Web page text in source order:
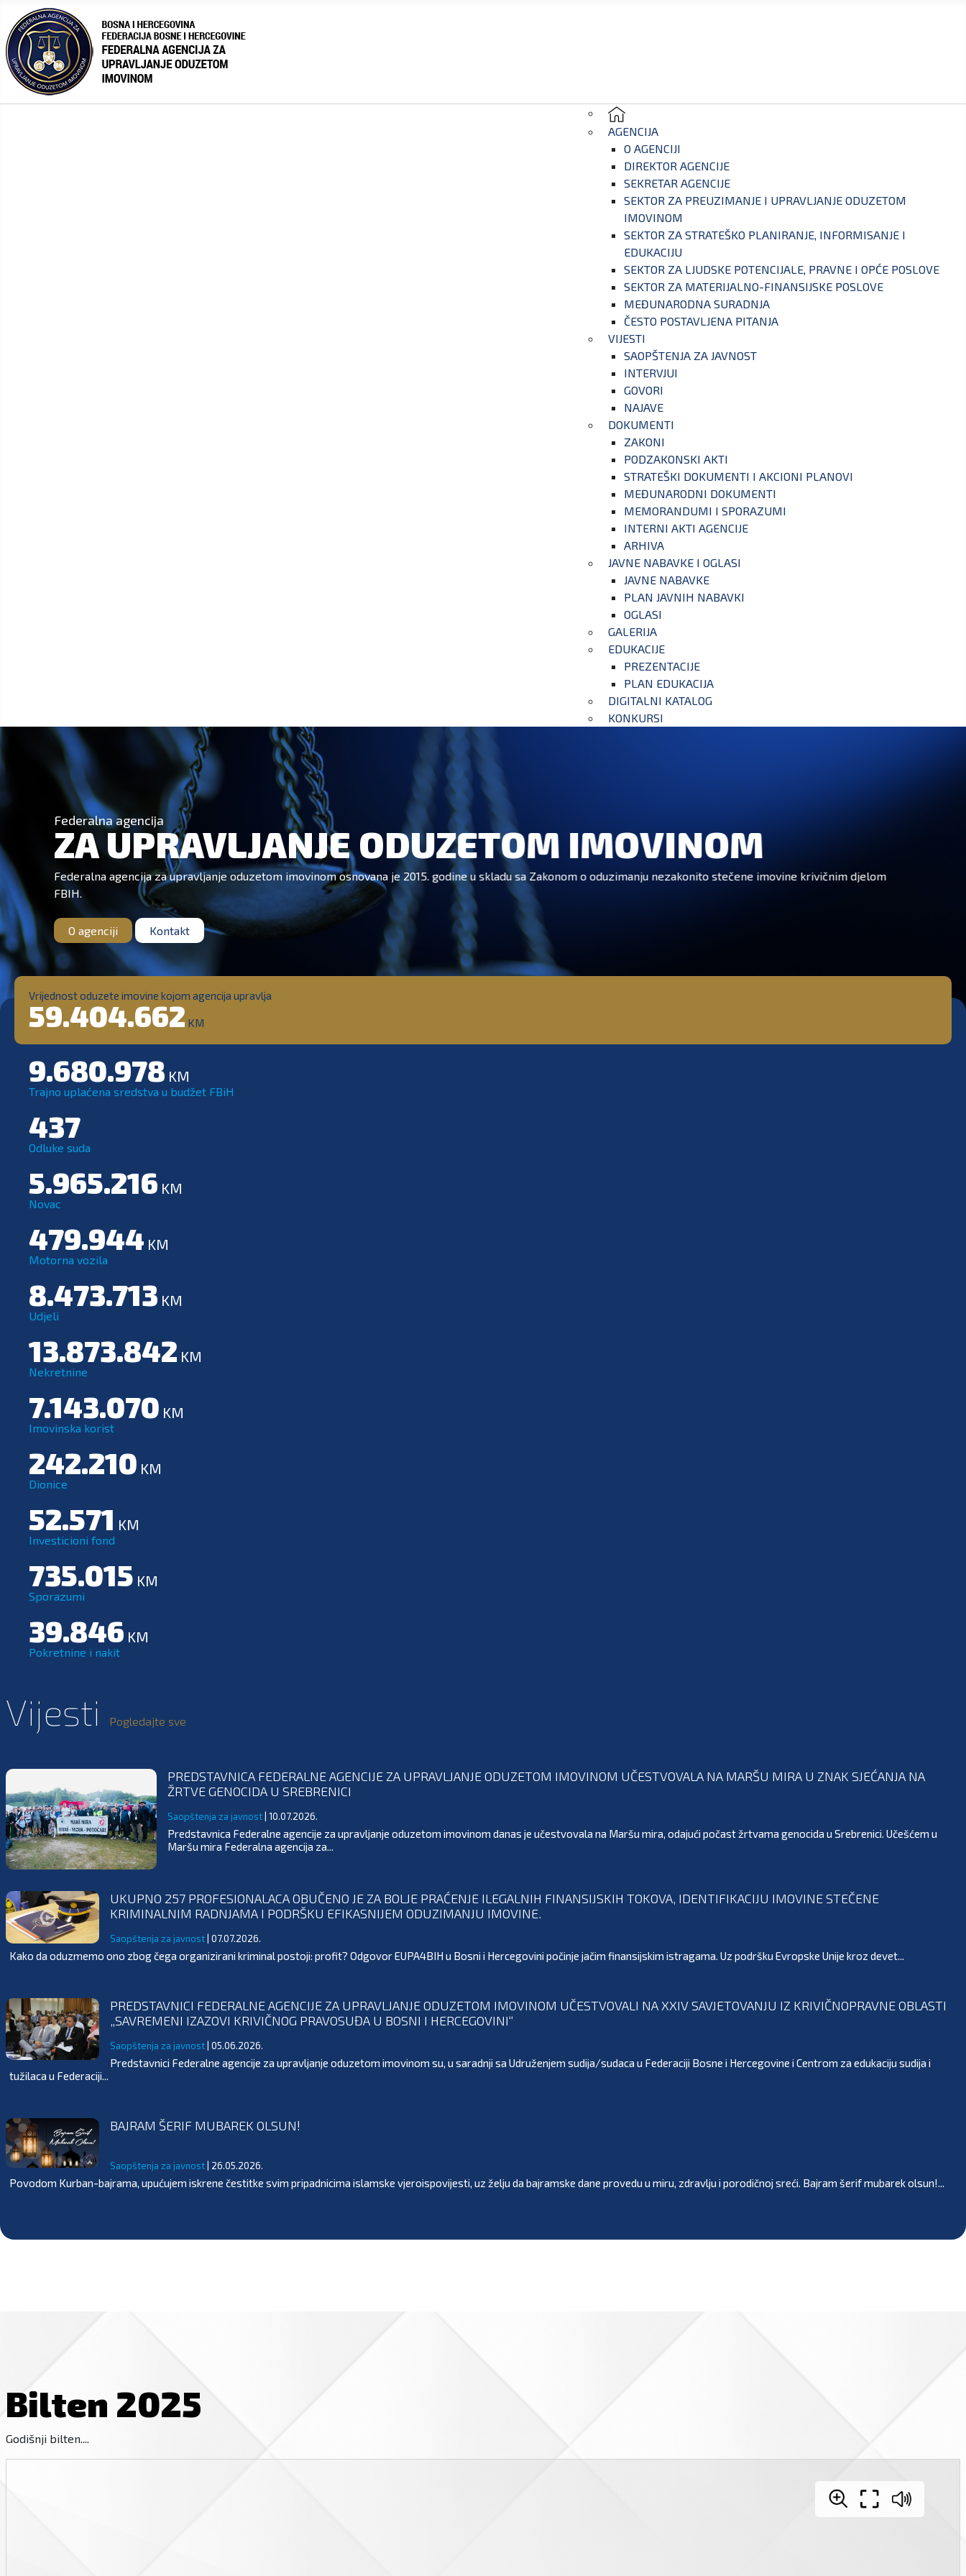
AGENCIJA
O AGENCIJI
DIREKTOR AGENCIJE
SEKRETAR AGENCIJE
SEKTOR ZA PREUZIMANJE I UPRAVLJANJE ODUZETOM
IMOVINOM
SEKTOR ZA STRATEŠKO PLANIRANJE, INFORMISANJE I
EDUKACIJU
SEKTOR ZA LJUDSKE POTENCIJALE, PRAVNE I OPĆE POSLOVE
SEKTOR ZA MATERIJALNO-FINANSIJSKE POSLOVE
MEĐUNARODNA SURADNJA
ČESTO POSTAVLJENA PITANJA
VIJESTI
SAOPŠTENJA ZA JAVNOST
INTERVJUI
GOVORI
NAJAVE
DOKUMENTI
ZAKONI
PODZAKONSKI AKTI
STRATEŠKI DOKUMENTI I AKCIONI PLANOVI
MEĐUNARODNI DOKUMENTI
MEMORANDUMI I SPORAZUMI
INTERNI AKTI AGENCIJE
ARHIVA
JAVNE NABAVKE I OGLASI
JAVNE NABAVKE
PLAN JAVNIH NABAVKI
OGLASI
GALERIJA
EDUKACIJE
PREZENTACIJE
PLAN EDUKACIJA
DIGITALNI KATALOG
KONKURSI
Federalna agencija
ZA UPRAVLJANJE ODUZETOM IMOVINOM
Federalna agencija za upravljanje oduzetom imovinom osnovana je 2015. godine u skladu sa Zakonom o oduzimanju nezakonito stečene imovine krivičnim djelom
FBIH.
O agenciji Kontakt
Vrijednost oduzete imovine kojom agencija upravlja
59.404.662 KM
9.680.978 KM
Trajno uplaćena sredstva u budžet FBiH
437
Odluke suda
5.965.216 KM
Novac
479.944 KM
Motorna vozila
8.473.713 KM
Udjeli
13.873.842 KM
Nekretnine
7.143.070 KM
Imovinska korist
242.210 KM
Dionice
52.571 KM
Investicioni fond
735.015 KM
Sporazumi
39.846 KM
Pokretnine i nakit
Vijesti Pogledajte sve
PREDSTAVNICA FEDERALNE AGENCIJE ZA UPRAVLJANJE ODUZETOM IMOVINOM UČESTVOVALA NA MARŠU MIRA U ZNAK SJEĆANJA NA
ŽRTVE GENOCIDA U SREBRENICI
Saopštenja za javnost | 10.07.2026.
Predstavnica Federalne agencije za upravljanje oduzetom imovinom danas je učestvovala na Maršu mira, odajući počast žrtvama genocida u Srebrenici. Učešćem u
Maršu mira Federalna agencija za...
UKUPNO 257 PROFESIONALACA OBUČENO JE ZA BOLJE PRAĆENJE ILEGALNIH FINANSIJSKIH TOKOVA, IDENTIFIKACIJU IMOVINE STEČENE
KRIMINALNIM RADNJAMA I PODRŠKU EFIKASNIJEM ODUZIMANJU IMOVINE.
Saopštenja za javnost | 07.07.2026.
Kako da oduzmemo ono zbog čega organizirani kriminal postoji: profit? Odgovor EUPA4BIH u Bosni i Hercegovini počinje jačim finansijskim istragama. Uz podršku Evropske Unije kroz devet...
PREDSTAVNICI FEDERALNE AGENCIJE ZA UPRAVLJANJE ODUZETOM IMOVINOM UČESTVOVALI NA XXIV SAVJETOVANJU IZ KRIVIČNOPRAVNE OBLASTI
„SAVREMENI IZAZOVI KRIVIČNOG PRAVOSUĐA U BOSNI I HERCEGOVINI“
Saopštenja za javnost | 05.06.2026.
Predstavnici Federalne agencije za upravljanje oduzetom imovinom su, u saradnji sa Udruženjem sudija/sudaca u Federaciji Bosne i Hercegovine i Centrom za edukaciju sudija i
tužilaca u Federaciji...
BAJRAM ŠERIF MUBAREK OLSUN!
Saopštenja za javnost | 26.05.2026.
Povodom Kurban-bajrama, upućujem iskrene čestitke svim pripadnicima islamske vjeroispovijesti, uz želju da bajramske dane provedu u miru, zdravlju i porodičnoj sreći. Bajram šerif mubarek olsun!...
Bilten 2025
Godišnji bilten....